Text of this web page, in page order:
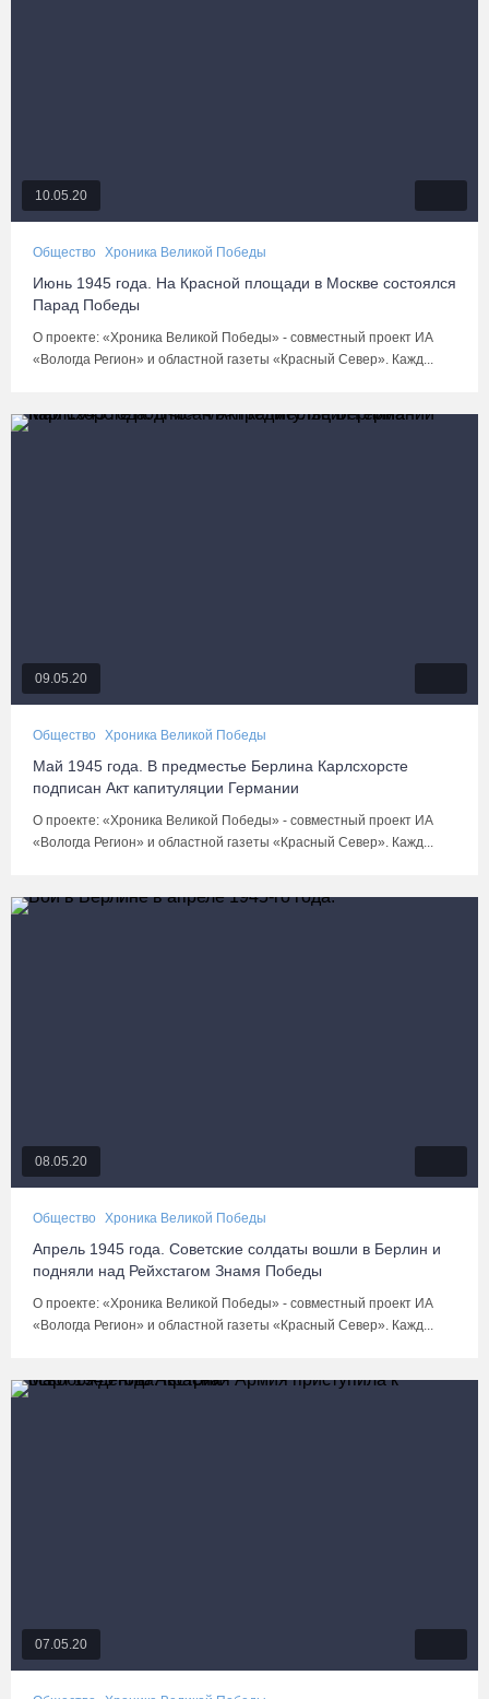
10.05.20
Общество Хроника Великой Победы
Июнь 1945 года. На Красной площади в Москве состоялся
Парад Победы
О проекте: «Хроника Великой Победы» - совместный проект ИА
«Вологда Регион» и областной газеты «Красный Север». Кажд...
09.05.20
Общество Хроника Великой Победы
Май 1945 года. В предместье Берлина Карлсхорсте
подписан Акт капитуляции Германии
О проекте: «Хроника Великой Победы» - совместный проект ИА
«Вологда Регион» и областной газеты «Красный Север». Кажд...
08.05.20
Общество Хроника Великой Победы
Апрель 1945 года. Советские солдаты вошли в Берлин и
подняли над Рейхстагом Знамя Победы
О проекте: «Хроника Великой Победы» - совместный проект ИА
«Вологда Регион» и областной газеты «Красный Север». Кажд...
07.05.20